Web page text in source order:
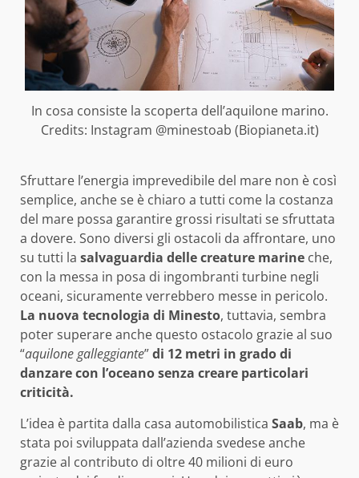
In cosa consiste la scoperta dell’aquilone marino.
Credits: Instagram @minestoab (Biopianeta.it)
Sfruttare l’energia imprevedibile del mare non è così
semplice, anche se è chiaro a tutti come la costanza
del mare possa garantire grossi risultati se sfruttata
a dovere. Sono diversi gli ostacoli da affrontare, uno
su tutti la salvaguardia delle creature marine che,
con la messa in posa di ingombranti turbine negli
oceani, sicuramente verrebbero messe in pericolo.
La nuova tecnologia di Minesto, tuttavia, sembra
poter superare anche questo ostacolo grazie al suo
“aquilone galleggiante”di 12 metri in grado di
danzare con l’oceano senza creare particolari
criticità.
L’idea è partita dalla casa automobilistica Saab, ma è
stata poi sviluppata dall’azienda svedese anche
grazie al contributo di oltre 40 milioni di euro